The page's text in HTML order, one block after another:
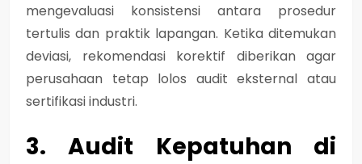
mengevaluasi konsistensi antara prosedur
tertulis dan praktik lapangan. Ketika ditemukan
deviasi, rekomendasi korektif diberikan agar
perusahaan tetap lolos audit eksternal atau
sertifikasi industri.
3. Audit Kepatuhan di